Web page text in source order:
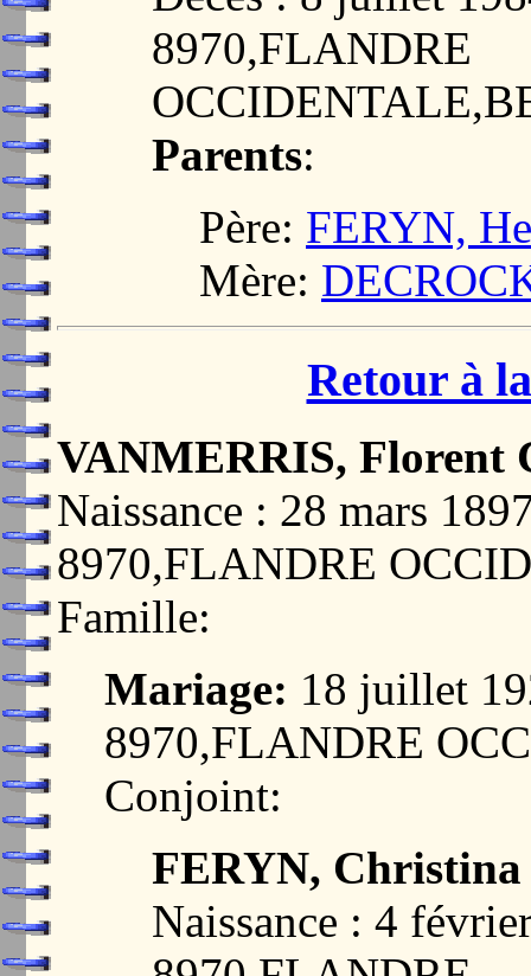
8970,FLANDRE
Parents:
Père: FERYN,
Mère:
Retour à
VANMERRIS, Florent
Naissance : 28 mars
8970,FLANDRE
Famille:
Mariage: 18 juillet
8970,FLANDRE
Conjoint:
FERYN,
Naissance : 4